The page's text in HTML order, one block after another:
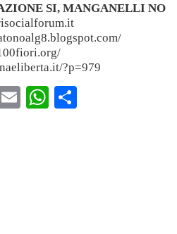
SI, MANGANELLI NO
?p=979
TwitterEmailWhatsApp